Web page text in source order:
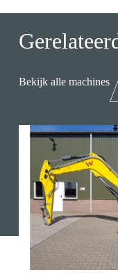
Bekijk alle machines